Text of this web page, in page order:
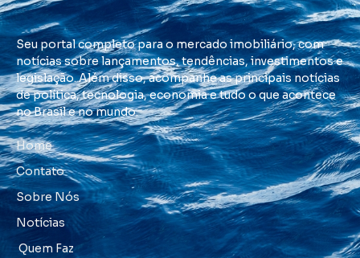
Seu portal completo para o mercado imobiliário, com
notícias sobre lançamentos, tendências, investimentos e
legislação. Além disso, acompanhe as principais notícias
de política, tecnologia, economia e tudo o que acontece
no Brasil e no mundo.
Home
Contato
Sobre Nós
Notícias
Quem Faz